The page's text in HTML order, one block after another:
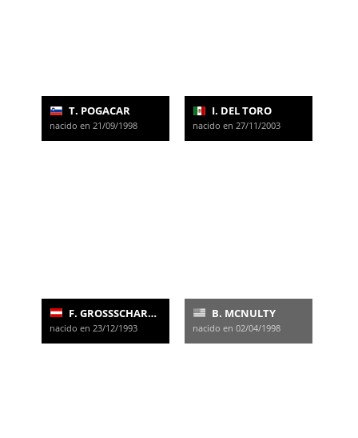
T. POGACAR
nacido en 21/09/1998
I. DEL TORO
nacido en 27/11/2003
F. GROSSSCHARTNER
nacido en 23/12/1993
B. MCNULTY
nacido en 02/04/1998